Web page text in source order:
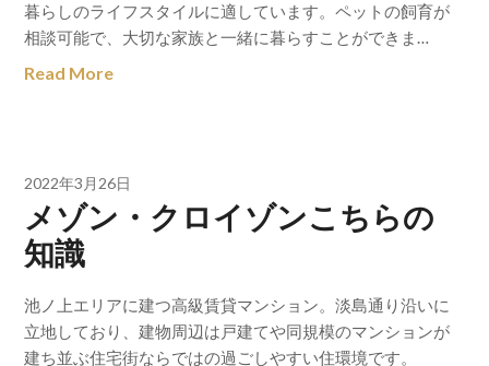
暮らしのライフスタイルに適しています。ペットの飼育が
相談可能で、大切な家族と一緒に暮らすことができま…
Read More
2022年3月26日
メゾン・クロイゾンこちらの
知識
池ノ上エリアに建つ高級賃貸マンション。淡島通り沿いに
立地しており、建物周辺は戸建てや同規模のマンションが
建ち並ぶ住宅街ならではの過ごしやすい住環境です。